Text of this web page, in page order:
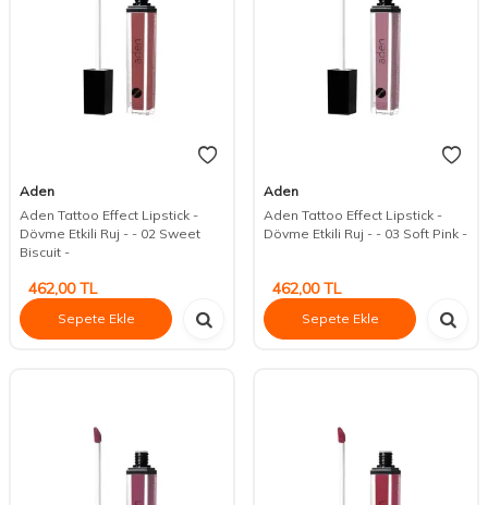
Aden
Aden Tattoo Effect Lipstick -
Dövme Etkili Ruj - - 02 Sweet
Biscuit -
462,00TL
Sepete Ekle
Aden
Aden Tattoo Effect Lipstick -
Dövme Etkili Ruj - - 03 Soft Pink -
462,00TL
Sepete Ekle